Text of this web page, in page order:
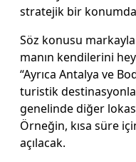
stratejik bir
Söz konusu markayla
manın kendilerini
“Ayrıca Antalya ve
tu­ristik
genelinde diğer
Örneğin, kısa süre
açılacak.